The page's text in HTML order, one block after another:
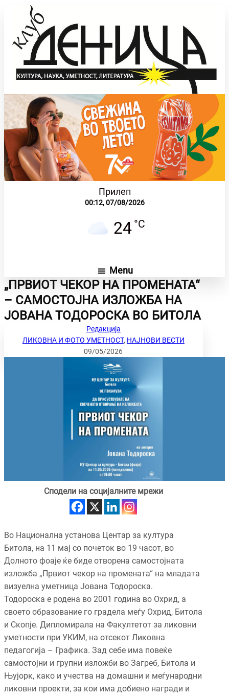
Прилеп
00:12,07/08/2026
24 °C
Menu
„ПРВИОТ ЧЕКОР НА ПРОМЕНАТА“
– САМОСТОЈНА ИЗЛОЖБА НА
ЈОВАНА ТОДОРОСКА ВО БИТОЛА
Редакција
ЛИКОВНА И ФОТО УМЕТНОСТ, НАЈНОВИ ВЕСТИ
09/05/2026
Сподели на социјалните мрежи
Во Национална установа Центар за култура
Битола, на 11 мај со почеток во 19 часот, во
Долното фоаје ќе биде отворена самостојната
изложба „Првиот чекор на промената“ на младата
визуелна уметница Јована Тодороска.
Тодороска е родена во 2001 година во Охрид, а
своето образование го градела меѓу Охрид, Битола
и Скопје. Дипломирала на Факултетот за ликовни
уметности при УКИМ, на отсекот Ликовна
педагогија – Графика. Зад себе има повеќе
самостојни и групни изложби во Загреб, Битола и
Њујорк, како и учества на домашни и меѓународни
ликовни проекти, за кои има добиено награди и